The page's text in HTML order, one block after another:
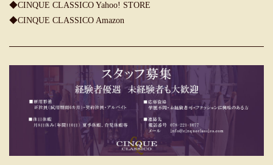
◆CINQUE CLASSICO Yahoo! STORE
◆CINQUE CLASSICO Amazon